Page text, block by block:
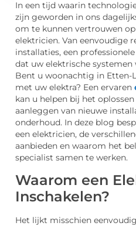
In een tijd waarin
zijn geworden in ons
om te kunnen vertrouwen
elektricien. Van eenvoudige
installaties, een
dat uw elektrische
Bent u woonachtig in Etten-
met uw elektra? Een ervaren
kan u helpen bij het
aanleggen van nieuwe
onderhoud. In deze blog
een elektricien, de
aanbieden en waarom het
specialist samen te werken.
Waarom een
Inschakelen?
Het lijkt misschien